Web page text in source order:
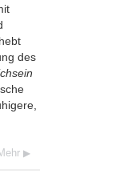
des